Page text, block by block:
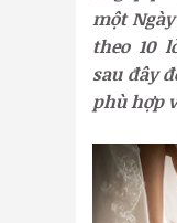
một
theo 10
sau đây
phù hợp